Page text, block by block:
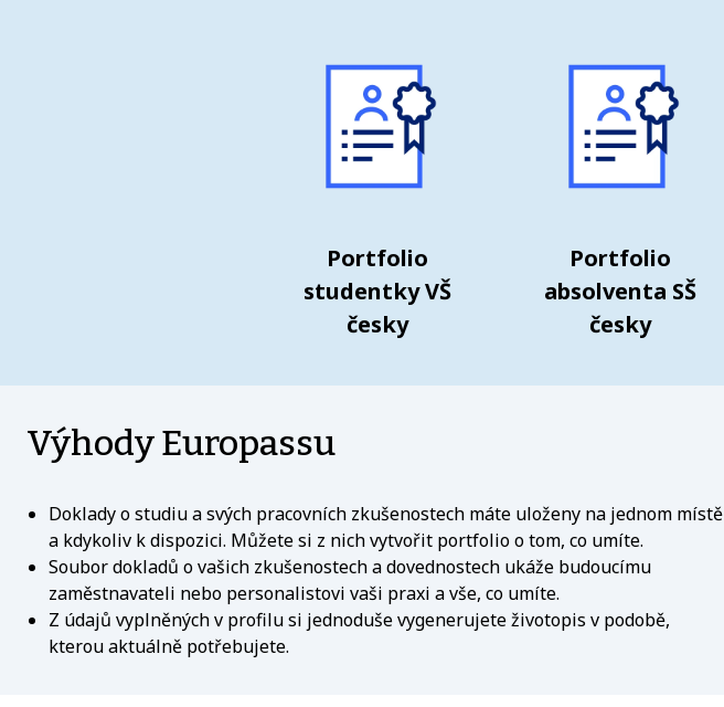
Portfolio
studentky VŠ
česky
Portfolio
absolventa SŠ
česky
Výhody Europassu
Doklady o studiu a svých pracovních zkušenostech máte uloženy na jednom místě
a kdykoliv k dispozici. Můžete si z nich vytvořit portfolio o tom, co umíte.
Soubor dokladů o vašich zkušenostech a dovednostech ukáže budoucímu
zaměstnavateli nebo personalistovi vaši praxi a vše, co umíte.
Z údajů vyplněných v profilu si jednoduše vygenerujete životopis v podobě,
kterou aktuálně potřebujete.